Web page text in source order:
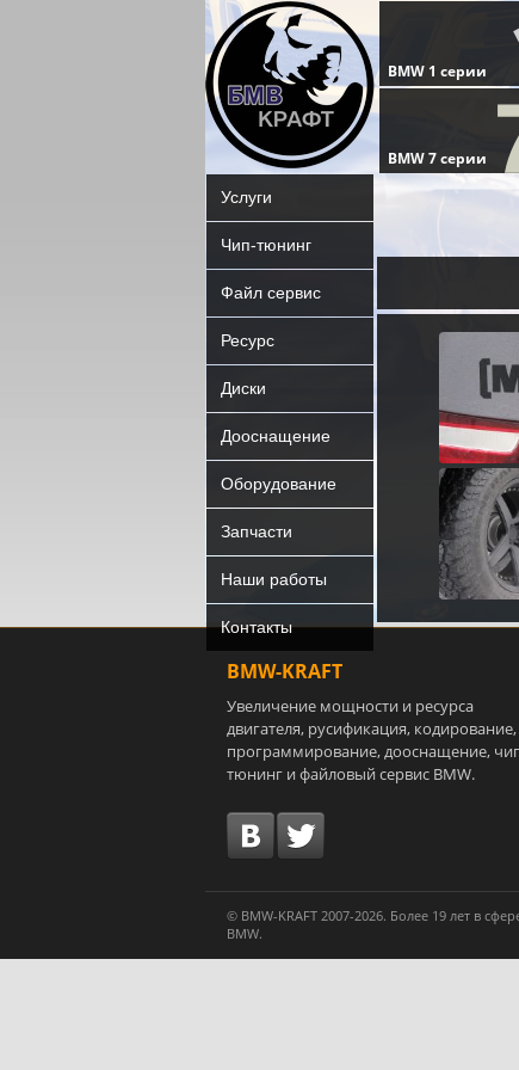
Услуги
Чип-тюнинг
Файл сервис
Ресурс
Диски
Дооснащение
Оборудование
Запчасти
Наши работы
Контакты
BMW-KRAFT
Увеличение мощности и ресурса
двигателя, русификация, кодирование,
программирование, дооснащение,
тюнинг и файловый сервис BMW.
© BMW-KRAFT 2007-2026. Более 19 лет в
BMW.